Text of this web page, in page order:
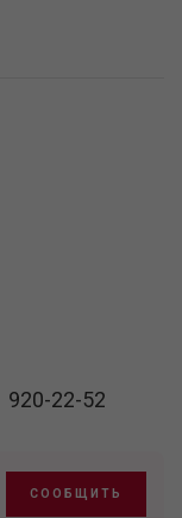
920-22-52
СООБЩИТЬ